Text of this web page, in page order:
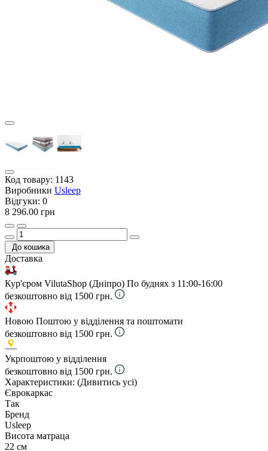
Код товару: 1143
Виробники Usleep
Відгуки: 0
8 296.00 грн
До кошика
Доставка
Кур'єром VilutaShop (Дніпро) По буднях з 11:00-16:00
безкоштовно від 1500 грн.
Новою Поштою у відділення та поштомати
безкоштовно від 1500 грн.
Укрпоштою у відділення
безкоштовно від 1500 грн.
Характеристики: (Дивитись усі)
Єврокаркас
Так
Бренд
Usleep
Висота матраца
22 см